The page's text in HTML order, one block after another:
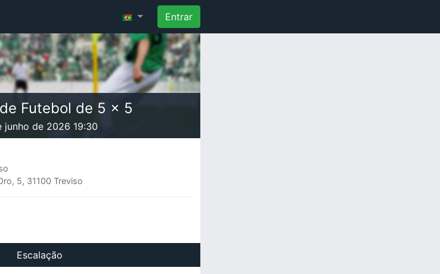
Entrar
Futebol de 5 x 5
junho de 2026 19:30
5, 31100 Treviso
Escalação